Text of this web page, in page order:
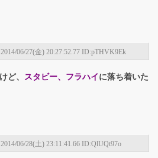
2014/06/27(金) 20:27:52.77 ID:pTHVK9Ek
ど、 スタビー、フラハイ に落ち着いた
2014/06/28(土) 23:11:41.66 ID:QlUQt97o